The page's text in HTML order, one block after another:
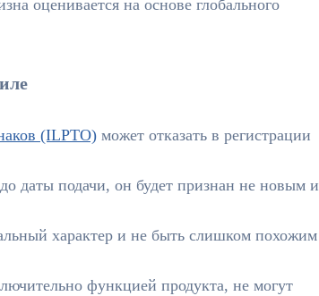
оценивается на основе глобального
(ILPTO) может отказать в регистрации
даты подачи, он будет признан не новым и
характер и не быть слишком похожим
функцией продукта, не могут